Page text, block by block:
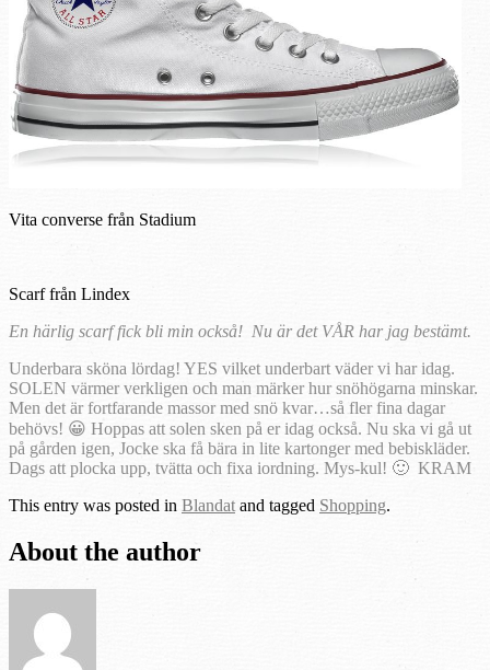
Vita converse från Stadium
Scarf från Lindex
En härlig scarf fick bli min också! Nu är det VÅR har jag bestämt.
Underbara sköna lördag! YES vilket underbart väder vi har idag.
SOLEN värmer verkligen och man märker hur snöhögarna minskar.
Men det är fortfarande massor med snö kvar…så fler fina dagar
behövs! 😀 Hoppas att solen sken på er idag också. Nu ska vi gå ut
på gården igen, Jocke ska få bära in lite kartonger med bebiskläder.
Dags att plocka upp, tvätta och fixa iordning. Mys-kul! 🙂 KRAM
This entry was posted in Blandat and tagged Shopping.
About the author